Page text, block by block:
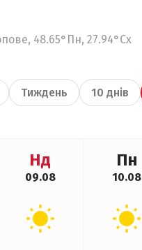
48.65°Пн, 27.94°Сх
Тиждень 10 днів
Нд
09.08
Пн
10.08